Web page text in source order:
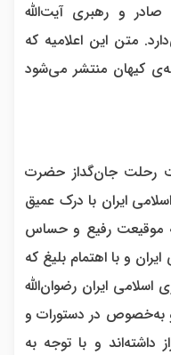
صادر و رهبری آیت‌الله
متن این اعلامیه که
کیهان منتشر می‌شود
جان‌گداز حضرت
ایران با درک عمیق
موقیعت رفیع و حساس
و با اهتمام بلیغ که
ایران رضوان‌الله
و به‌خصوص در دستورات و
و با توجه به